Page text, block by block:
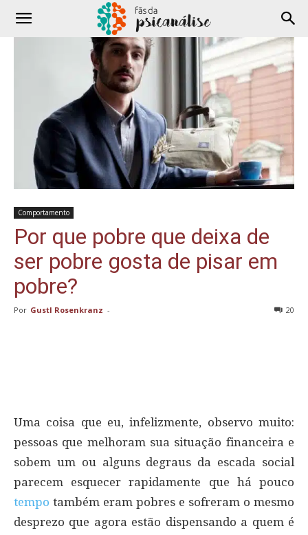
Comportamento
Por que pobre que deixa de
ser pobre gosta de pisar em
pobre?
Por Gustl Rosenkranz - 20
Uma coisa que eu, infelizmente, observo muito:
pessoas que melhoram sua situação financeira e
sobem um ou alguns degraus da escada social
parecem esquecer rapidamente que há pouco
tempo também eram pobres e sofreram o mesmo
desprezo que agora estão dispensando a quem é